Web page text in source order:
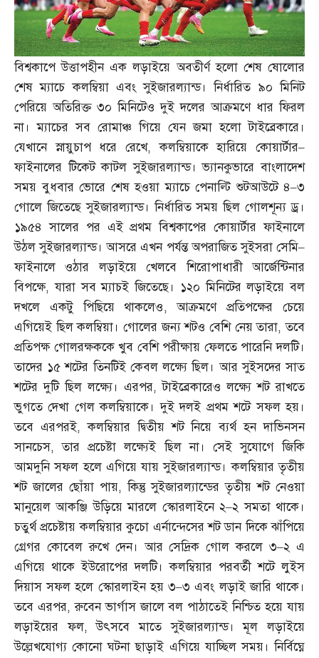
বিশ্বকাপে উত্তাপহীন এক লড়াইয়ে অবতীর্ণ হলো শেষ ষোলোর
শেষ ম্যাচে কলম্বিয়া এবং সুইজারল্যান্ড। নির্ধারিত ৯০ মিনিট
পেরিয়ে অতিরিক্ত ৩০ মিনিটেও দুই দলের আক্রমণে ধার ফিরল
না। ম্যাচের সব রোমাঞ্চ গিয়ে যেন জমা হলো টাইব্রেকারে।
যেখানে স্নায়ুচাপ ধরে রেখে,কলম্বিয়াকে হারিয়ে কোয়ার্টার–
ফাইনালের টিকেট কাটল সুইজারল্যান্ড। ভ্যানকুভারে বাংলাদেশ
সময় বুধবার ভোরে শেষ হওয়া ম্যাচে পেনাল্টি শুটআউটে ৪–৩
গোলে জিতেছে সুইজারল্যান্ড। নির্ধারিত সময় ছিল গোলশূন্য ড্র।
১৯৫৪ সালের পর এই প্রথম বিশ্বকাপের কোয়ার্টার ফাইনালে
উঠল সুইজারল্যান্ড। আসরে এখন পর্যন্ত অপরাজিত সুইসরা সেমি–
ফাইনালে ওঠার লড়াইয়ে খেলবে শিরোপাধারী আর্জেন্টিনার
বিপক্ষে,যারা সব ম্যাচই জিতেছে। ১২০ মিনিটের লড়াইয়ে বল
দখলে একটু পিছিয়ে থাকলেও,আক্রমণে প্রতিপক্ষের চেয়ে
এগিয়েই ছিল কলম্বিয়া। গোলের জন্য শটও বেশি নেয় তারা,তবে
প্রতিপক্ষ গোলরক্ষককে খুব বেশি পরীক্ষায় ফেলতে পারেনি দলটি।
তাদের ১৫ শটের তিনটিই কেবল লক্ষ্যে ছিল। আর সুইসদের সাত
শটের দুটি ছিল লক্ষ্যে। এরপর,টাইব্রেকারেও লক্ষ্যে শট রাখতে
ভুগতে দেখা গেল কলম্বিয়াকে। দুই দলই প্রথম শটে সফল হয়।
তবে এরপরই,কলম্বিয়ার দ্বিতীয় শট নিয়ে ব্যর্থ হন দাভিনসন
সানচেস,তার প্রচেষ্টা লক্ষ্যেই ছিল না। সেই সুযোগে জিকি
আমদুনি সফল হলে এগিয়ে যায় সুইজারল্যান্ড। কলম্বিয়ার তৃতীয়
শট জালের ছোঁয়া পায়,কিন্তু সুইজারল্যান্ডের তৃতীয় শট নেওয়া
মানুয়েল আকঞ্জি উড়িয়ে মারলে স্কোরলাইনে ২–২ সমতা থাকে।
চতুর্থ প্রচেষ্টায় কলম্বিয়ার কুচো এর্নান্দেসের শট ডান দিকে ঝাঁপিয়ে
গ্রেগর কোবেল রুখে দেন। আর সেদ্রিক গোল করলে ৩–২ এ
এগিয়ে থাকে ইউরোপের দলটি। কলম্বিয়ার পরবর্তী শটে লুইস
দিয়াস সফল হলে স্কোরলাইন হয় ৩–৩ এবং লড়াই জারি থাকে।
তবে এরপর,রুবেন ভার্গাস জালে বল পাঠাতেই নিশ্চিত হয়ে যায়
লড়াইয়ের ফল,উৎসবে মাতে সুইজারল্যান্ড। মূল লড়াইয়ে
উল্লেখযোগ্য কোনো ঘটনা ছাড়াই এগিয়ে যাচ্ছিল সময়। নির্বিঘ্নে